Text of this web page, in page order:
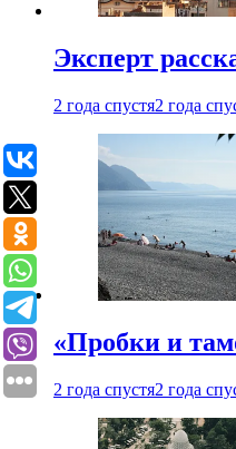
Эксперт
2 года спустя2 года
«Пробки и
2 года спустя2 года